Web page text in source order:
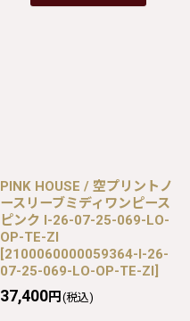
PINK HOUSE / 空プリントノ
ースリーブミディワンピース
ピンク I-26-07-25-069-LO-
OP-TE-ZI
[2100060000059364-I-26-
07-25-069-LO-OP-TE-ZI]
37,400円 (税込)